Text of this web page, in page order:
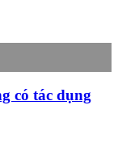
có tác dụng